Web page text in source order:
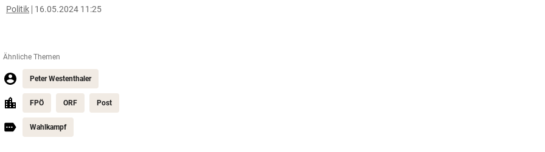
Politik 16.05.2024 11:25
Ähnliche Themen
Peter Westenthaler
FPÖ ORF Post
Wahlkampf